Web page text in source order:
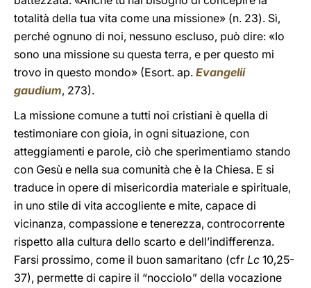
totalità della tua vita come una missione» (n. 23). Sì,
perché ognuno di noi, nessuno escluso, può dire: «Io
sono una missione su questa terra, e per questo mi
trovo in questo mondo» (Esort. ap. Evangelii
gaudium, 273).
La missione comune a tutti noi cristiani è quella di
testimoniare con gioia, in ogni situazione, con
atteggiamenti e parole, ciò che sperimentiamo stando
con Gesù e nella sua comunità che è la Chiesa. E si
traduce in opere di misericordia materiale e spirituale,
in uno stile di vita accogliente e mite, capace di
vicinanza, compassione e tenerezza, controcorrente
rispetto alla cultura dello scarto e dell’indifferenza.
Farsi prossimo, come il buon samaritano (cfr Lc 10,25-
37), permette di capire il “nocciolo” della vocazione